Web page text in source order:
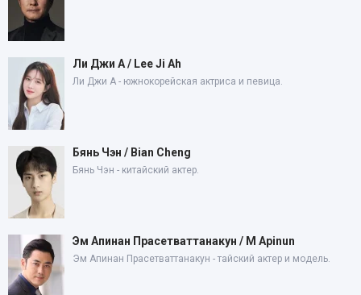
Ли Джи А / Lee Ji Ah
Ли Джи А - южнокорейская актриса и певица.
Бянь Чэн / Bian Cheng
Бянь Чэн - китайский актер.
Эм Апинан Прасетваттанакун / M Apinun
Эм Апинан Прасетваттанакун - тайский актер и модель.